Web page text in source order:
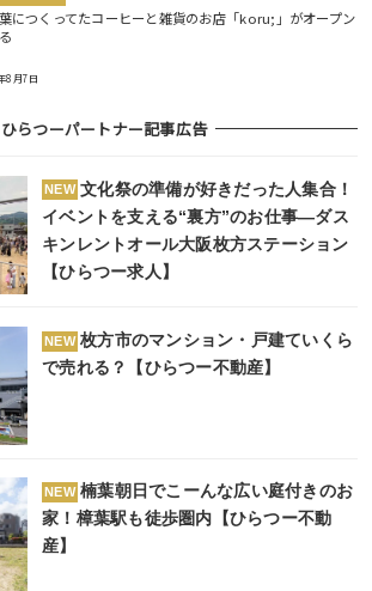
につくってたコーヒーと雑貨のお店「koru;」がオープン
8月7日
ひらつーパートナー記事広告
NEW 文化祭の準備が好きだった人集合！
イベントを支える“裏方”のお仕事―ダス
キンレントオール大阪枚方ステーション
【ひらつー求人】
NEW 枚方市のマンション・戸建ていくら
で売れる？【ひらつー不動産】
NEW 楠葉朝日でこーんな広い庭付きのお
家！樟葉駅も徒歩圏内【ひらつー不動
産】